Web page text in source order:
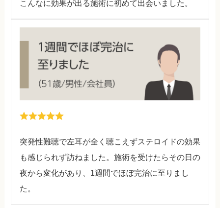
こんなに効果が出る施術に初めて出会いました。
突発性難聴で左耳が全く聴こえずステロイドの効果
も感じられず訪ねました。施術を受けたらその日の
夜から変化があり、1週間でほぼ完治に至りまし
た。